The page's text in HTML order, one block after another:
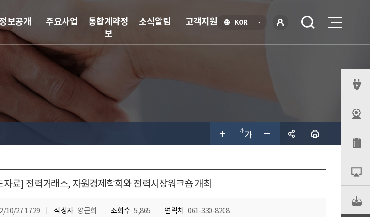
KOR언
그인
보공개 주요사업
통합계약정
보
소식알림 고객지원
자료] 전력거래소, 자원경제학회와 전력시장워크숍 개최
10/27 17:29 작성자 양근희 조회수 5,865 연락처 061-330-8208